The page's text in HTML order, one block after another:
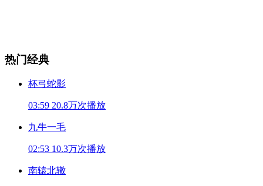
热门经典
杯弓蛇影
03:59 20.8万次播放
九牛一毛
02:53 10.3万次播放
南辕北辙